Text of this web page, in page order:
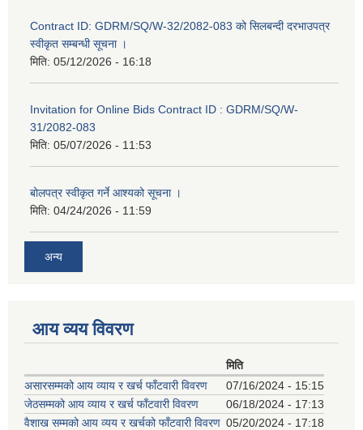
Contract ID: GDRM/SQ/W-32/2082-083 को सिलबन्दी दरभाउपत्र
स्वीकृत सम्बन्धी सूचना ।
मिति: 05/12/2026 - 16:18
Invitation for Online Bids Contract ID : GDRM/SQ/W-
31/2082-083
मिति: 05/07/2026 - 11:53
बोलपत्र स्वीकृत गर्ने आश्यको सूचना ।
मिति: 04/24/2026 - 11:59
अन्य
आय व्यय विवरण
मिति
असारसम्मको आय व्याय र खर्च फाँटवारी विवरण
07/16/2024 - 15:15
जेठसम्मको आय व्याय र खर्च फाँटवारी विवरण
06/18/2024 - 17:13
वैशाख सम्मको आय व्यय र खर्चको फाँटवारी विवरण 05/20/2024 - 17:18